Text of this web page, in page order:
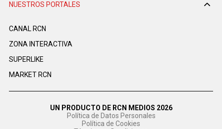
NUESTROS PORTALES
CANAL RCN
ZONA INTERACTIVA
SUPERLIKE
MARKET RCN
UN PRODUCTO DE RCN MEDIOS 2026
Política de Datos Personales
Política de Cookies